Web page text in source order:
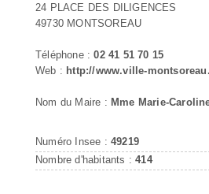
24 PLACE DES DILIGENCES
49730 MONTSOREAU
Téléphone :02 41 51 70 15
Web : http://www.ville-
Nom du Maire : Mme Marie-
Numéro Insee : 49219
Nombre d'habitants :414